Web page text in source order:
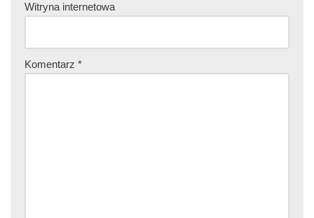
Witryna internetowa
Komentarz *